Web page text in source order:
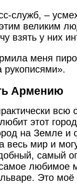
служб, –
великим
взять у них
меня
рукописями».
Армению
всю
этот
на Земле и
мир и
самый
любимое
Это